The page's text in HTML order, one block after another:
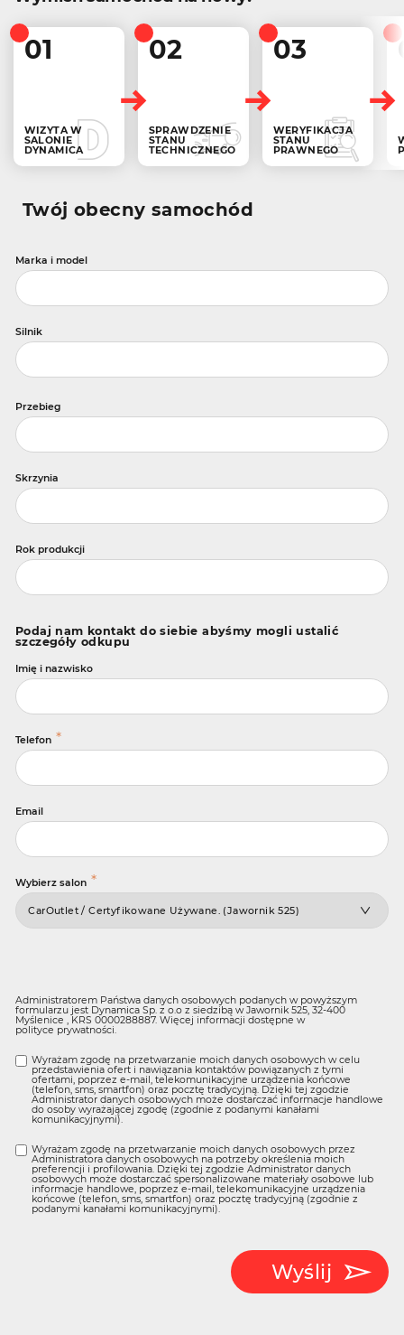
01
WIZYTA W
SALONIE
DYNAMICA
02
SPRAWDZENIE
STANU
TECHNICZNEGO
03
WERYFIKACJA
STANU
PRAWNEGO
Twój obecny samochód
Marka i model
Silnik
Przebieg
Skrzynia
Rok produkcji
Podaj nam kontakt do siebie abyśmy mogli ustalić
szczegóły odkupu
Imię i nazwisko
Telefon *
Email
Wybierz salon *
Administratorem Państwa danych osobowych podanych w powyższym
formularzu jest Dynamica Sp. z o.o z siedzibą w Jawornik 525, 32-400
Myślenice , KRS 0000288887. Więcej informacji dostępne w
polityce prywatności.
Wyrażam zgodę na przetwarzanie moich danych osobowych w celu
przedstawienia ofert i nawiązania kontaktów powiązanych z tymi
ofertami, poprzez e-mail, telekomunikacyjne urządzenia końcowe
(telefon, sms, smartfon) oraz pocztę tradycyjną. Dzięki tej zgodzie
Administrator danych osobowych może dostarczać informacje handlowe
do osoby wyrażającej zgodę (zgodnie z podanymi kanałami
komunikacyjnymi).
Wyrażam zgodę na przetwarzanie moich danych osobowych przez
Administratora danych osobowych na potrzeby określenia moich
preferencji i profilowania. Dzięki tej zgodzie Administrator danych
osobowych może dostarczać spersonalizowane materiały osobowe lub
informacje handlowe, poprzez e-mail, telekomunikacyjne urządzenia
końcowe (telefon, sms, smartfon) oraz pocztę tradycyjną (zgodnie z
podanymi kanałami komunikacyjnymi).
Wyślij